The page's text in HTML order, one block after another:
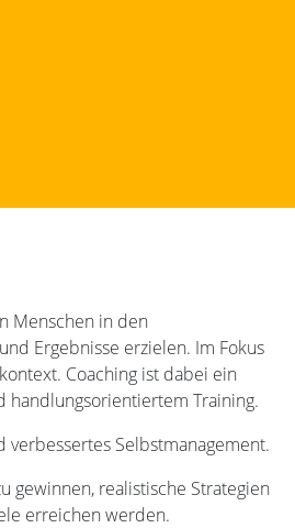
Menschen in den
Ergebnisse erzielen. Im Fokus
Coaching ist dabei ein
handlungsorientiertem Training.
Selbstmanagement.
gewinnen, realistische Strategien
erreichen werden.